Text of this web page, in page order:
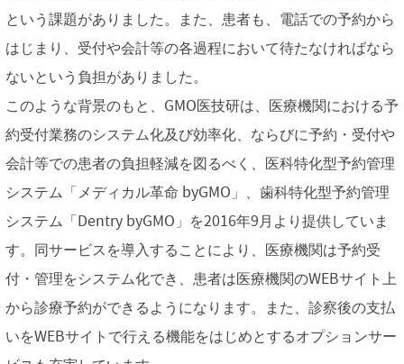
という課題がありました。また、患者も、電話での予約から
はじまり、受付や会計等の各過程において待たなければなら
ないという負担がありました。
このような背景のもと、GMO医技研は、医療機関における予
約受付業務のシステム化及び効率化、ならびに予約・受付や
会計等での患者の負担軽減を図るべく、医科特化型予約管理
システム「メディカル革命 byGMO」、歯科特化型予約管理
システム「Dentry byGMO」を2016年9月より提供していま
す。同サービスを導入することにより、医療機関は予約受
付・管理をシステム化でき、患者は医療機関のWEBサイト上
から診療予約ができるようになります。また、診察後の支払
いをWEBサイトで行える機能をはじめとするオプションサー